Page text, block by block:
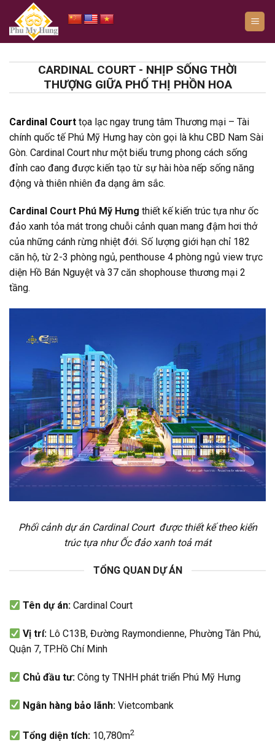
nội
CARDINAL COURT - NHỊP SỐNG THỜI
THƯỢNG GIỮA PHỐ THỊ PHỒN HOA
Cardinal Court tọa lạc ngay trung tâm Thương mại – Tài
chính quốc tế Phú Mỹ Hưng hay còn gọi là khu CBD Nam Sài
Gòn. Cardinal Court như một biểu trưng phong cách sống
đỉnh cao đang được kiến tạo từ sự hài hòa nếp sống năng
động và thiên nhiên đa dạng âm sắc.
Cardinal Court Phú Mỹ Hưng thiết kế kiến trúc tựa như ốc
đảo xanh tỏa mát trong chuỗi cảnh quan mang đậm hơi thở
của những cánh rừng nhiệt đới. Số lượng giới hạn chỉ 182
căn hộ, từ 2-3 phòng ngủ, penthouse 4 phòng ngủ view trực
diện Hồ Bán Nguyệt và 37 căn shophouse thương mại 2
tầng.
Phối cảnh dự án CardinalCourt được thiết kế theo kiến
trúc tựa như Ốc đảo xanh toả mát
TỔNG QUAN DỰ ÁN
Tên dự án: Cardinal Court
Vị trí: Lô C13B, Đường Raymondienne, Phường Tân Phú,
Quận 7, TP.Hồ Chí Minh
Chủ đầu tư: Công ty TNHH phát triển Phú Mỹ Hưng
Ngân hàng bảo lãnh: Vietcombank
Tổng diện tích: 10,780m2